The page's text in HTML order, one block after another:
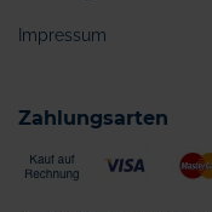
Impressum
Zahlungsarten